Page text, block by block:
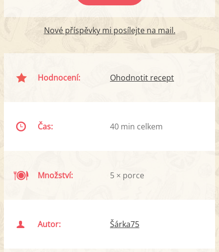
Nové příspěvky mi posílejte na mail.
Hodnocení: Ohodnotit recept
Čas: 40 min celkem
Množství: 5 × porce
Autor: Šárka75